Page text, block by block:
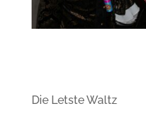
Die Letste Waltz